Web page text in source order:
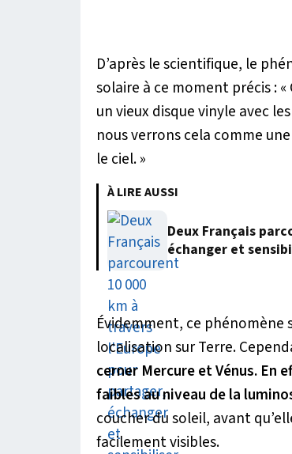
D’après le scientifique, le
solaire à ce moment précis :
un vieux disque vinyle avec
nous verrons cela comme
le ciel. »
À LIRE AUSSI
Deux Français
échanger et
Évidemment, ce phénomène
localisation sur Terre.
cerner Mercure et Vénus. En
faibles au niveau de la
coucher du soleil, avant
facilement visibles.